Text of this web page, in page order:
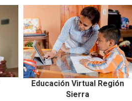
Educación Virtual Región
Sierra